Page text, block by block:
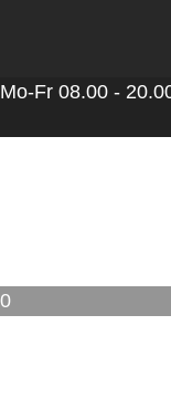
Mo-Fr 08.00 -
0